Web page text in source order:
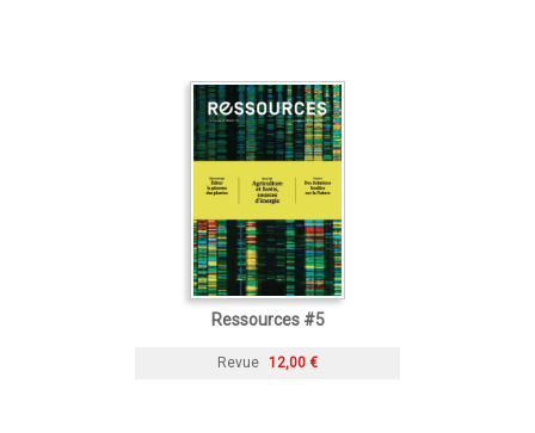
Ressources #5
Revue 12,00 €